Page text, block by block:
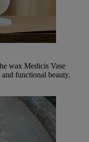
wax Medicis Vase
functional beauty.